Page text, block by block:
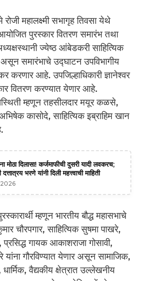
महालक्ष्मी सभागृह तिवसा येथे
पुरस्कार वितरण समारंभ तथा
ज्येष्ठ आंबेडकरी साहित्यिक
समारंभाचे उद्घाटन उपविभागीय
करणार आहे. उपजिल्हाधिकारी ज्ञानेश्वर
वितरण करण्यात येणार आहे.
म्हणून तहसीलदार मयूर कळसे,
कासोदे, साहित्यिक इब्राहिम खान
मोठा दिलासा! कर्जमाफीची दुसरी यादी लवकरच;
भरणे यांनी दिली महत्त्वाची माहिती
म्हणून भारतीय बौद्ध महासभाचे
चौरपगार, साहित्यिक सुषमा पाखरे,
प्रसिद्ध गायक आकाशराजा गोसावी,
यांना गौरविण्यात येणार असून सामाजिक,
वैद्यकीय क्षेत्रात उल्लेखनीय